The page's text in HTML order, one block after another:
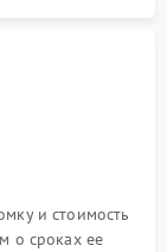
и стоимость
о сроках ее